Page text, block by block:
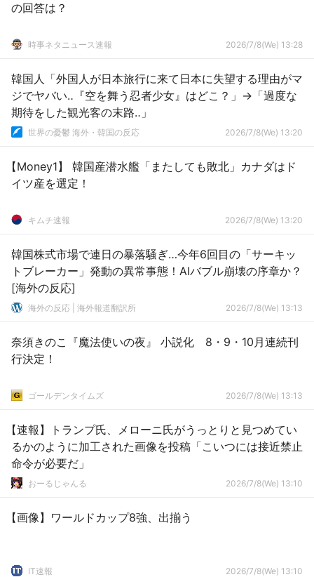
の回答は？
時事ネタニュース速報 2026/7/8(We) 13:28
韓国人「外国人が日本旅行に来て日本に失望する理由がマ
ジでヤバい‥『空を舞う忍者少女』はどこ？」→「過度な
期待をした観光客の末路‥」
世界の憂鬱 海外・韓国の反応 2026/7/8(We) 13:20
【Money1】 韓国産潜水艦「またしても敗北」カナダはド
イツ産を選定！
キムチ速報 2026/7/8(We) 13:20
韓国株式市場で連日の暴落騒ぎ…今年6回目の「サーキッ
トブレーカー」発動の異常事態！AIバブル崩壊の序章か？
[海外の反応]
海外の反応 | 海外報道翻訳所 2026/7/8(We) 13:13
奈須きのこ『魔法使いの夜』 小説化 8・9・10月連続刊
行決定！
ゴールデンタイムズ 2026/7/8(We) 13:13
【速報】トランプ氏、メローニ氏がうっとりと見つめてい
るかのように加工された画像を投稿「こいつには接近禁止
命令が必要だ」
おーるじゃんる 2026/7/8(We) 13:10
【画像】ワールドカップ8強、出揃う
IT速報 2026/7/8(We) 13:10